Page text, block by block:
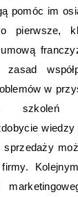
pomóc im
pierwsze,
w
szkoleń
sprzedaży